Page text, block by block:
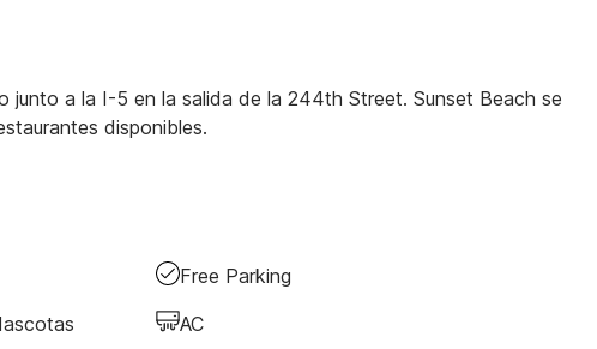
junto a la I-5 en la salida de la 244th Street. Sunset Beach se
disponibles.
Free Parking
AC